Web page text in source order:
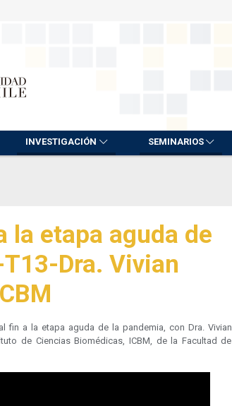
INVESTIGACIÓN SEMINARIOS
la etapa aguda de
Dra. Vivian
fin a la etapa aguda de la pandemia, con Dra. Vivian
de Ciencias Biomédicas, ICBM, de la Facultad de